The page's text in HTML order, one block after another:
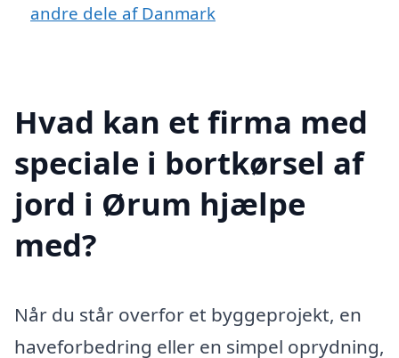
andre dele af Danmark
Hvad kan et firma med
speciale i bortkørsel af
jord i Ørum hjælpe
med?
Når du står overfor et byggeprojekt, en
haveforbedring eller en simpel oprydning,